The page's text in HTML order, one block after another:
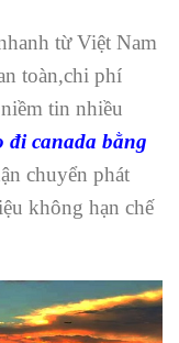
từ Việt Nam
toàn,chi phí
tin nhiều
đi canada bằng
chuyển phát
không hạn chế